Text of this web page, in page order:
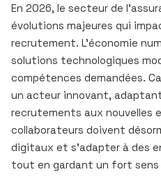
En 2026, le secteur de
évolutions majeures qui
recrutement. L’économie
solutions technologiques
compétences demandées.
un acteur innovant,
recrutements aux nouvelles
collaborateurs doivent
digitaux et s’adapter à des
tout en gardant un fort sens